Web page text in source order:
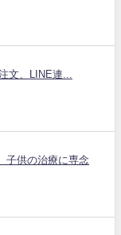
文、LINE連...
子供の治療に専念